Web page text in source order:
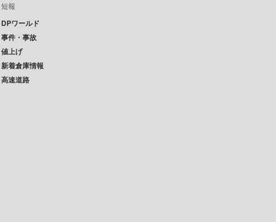
短報
DPワールド
事件・事故
値上げ
新着倉庫情報
高速道路